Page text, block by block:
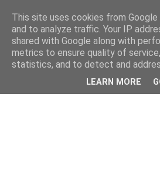
This site uses cookies from
and to analyze traffic. Your IP
shared with Google along with
metrics to ensure quality of
statistics, and to detect and
LEARN MORE